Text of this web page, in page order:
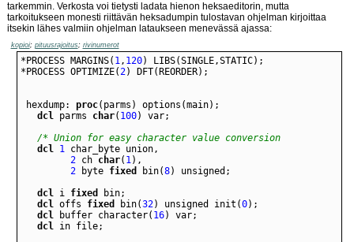
tarkemmin. Verkosta voi tietysti ladata hienon heksaeditorin, mutta
tarkoitukseen monesti riittävän heksadumpin tulostavan ohjelman kirjoittaa
itsekin lähes valmiin ohjelman lataukseen menevässä ajassa:
kopioi; pituusrajoitus; rivinumerot
* PROCESS MARGINS( 1, 120) LIBS(SINGLE,STATIC) ;
* PROCESS OPTIMIZE(2) DFT( REORDER) ;
hexdump: proc( parms ) options (main) ;
dcl parms char( 100) var;
/* Union for easy character value conversion
dcl 1 char byte union,
2 ch char( 1) ,
2
byte fixed bin(8) unsigned ;
dcl i fixed bin;
dcl offs fixed bin(32) unsigned init (0) ;
dcl
buffer character( 16) var;
dcl in file;